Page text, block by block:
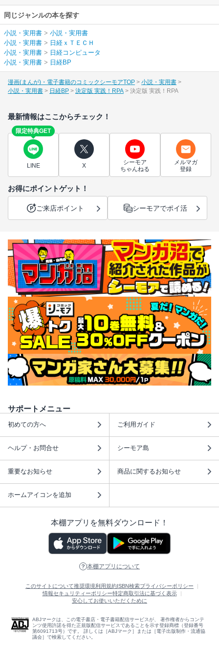
同じジャンルの本を探す
小説・実用書 > 小説・実用書
小説・実用書 > 日経ｘＴＥＣＨ
小説・実用書 > 日経コンピュータ
小説・実用書 > 日経BP
漫画(まんが)・電子書籍のコミックシーモアTOP
小説・実用書
小説・実用書
日経BP 決定版 実践！RPA 決定版 実践！RPA
最新情報はここからチェック！
限定特典GET
LINE X
シーモア
ちゃんねる
メルマガ
登録
お得にポイントゲット！
ご来店ポイント シーモアでポイ活
サポートメニュー
初めての方へ ご利用ガイド
ヘルプ・お問合せ シーモア島
重要なお知らせ 商品に関するお知らせ
ホームアイコンを追加
本棚アプリを無料ダウンロード！
本棚アプリについて
このサイトについて推奨環境利用規約 ISBN検索プライバシーポリシー
情報セキュリティーポリシー特定商取引法に基づく表示
安心してお使いいただくために
ABJマークは、この電子書店・電子書籍配信サービスが、 著作権者からコンテ
ンツ使用許諾を得た正規版配信サービスであることを示す登録商標（登録番号
第6091713号）です。 詳しくは［ABJマーク］または［電子出版制作・流通協
議会］で検索してください。